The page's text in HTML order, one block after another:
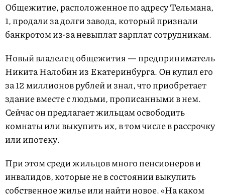
Общежитие, расположенное по адресу Тельмана,
1, продали за долги завода, который признали
банкротом из-за невыплат зарплат сотрудникам.
Новый владелец общежития — предприниматель
Никита Налобин из Екатеринбурга. Он купил его
за 12 миллионов рублей и знал, что приобретает
здание вместе с людьми, прописанными в нем.
Сейчас он предлагает жильцам освободить
комнаты или выкупить их, в том числе в рассрочку
или ипотеку.
При этом среди жильцов много пенсионеров и
инвалидов, которые не в состоянии выкупить
собственное жилье или найти новое. «На каком